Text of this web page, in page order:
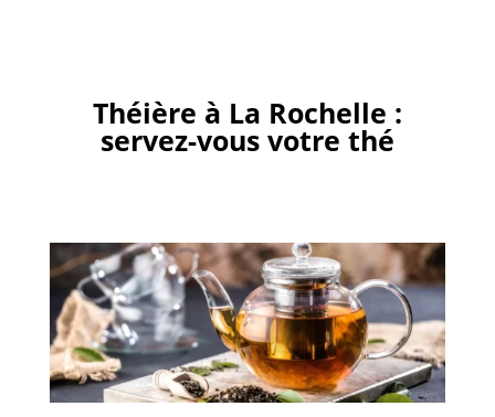
Théière à La Rochelle :
servez-vous votre thé